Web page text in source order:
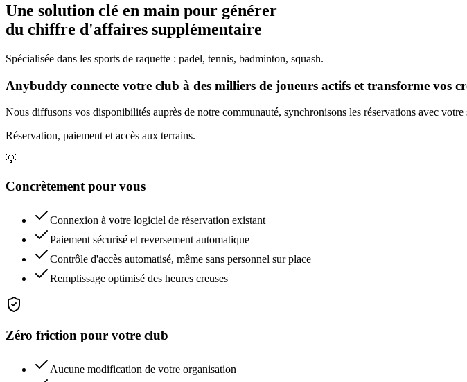
Une solution clé en main pour générer
du chiffre d'affaires supplémentaire
Spécialisée dans les sports de raquette : padel, tennis, badminton, squash.
Anybuddy connecte votre club à des milliers de joueurs actifs et transforme vos
Nous diffusons vos disponibilités auprès de notre communauté, synchronisons les réservations avec
Réservation, paiement et accès aux terrains.
💡
Concrètement pour vous
Connexion à votre logiciel de réservation existant
Paiement sécurisé et reversement automatique
Contrôle d'accès automatisé, même sans personnel sur place
Remplissage optimisé des heures creuses
Zéro friction pour votre club
Aucune modification de votre organisation